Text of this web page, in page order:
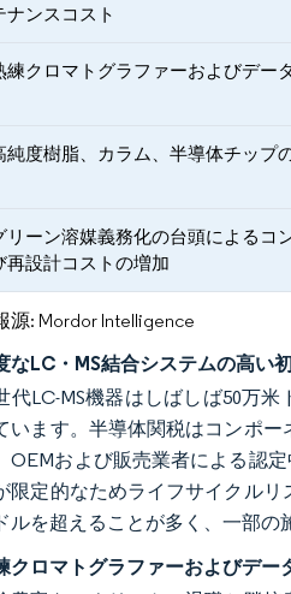
ナンスコスト
練クロマトグラファーおよびデー
純度樹脂、カラム、半導体チップ
リーン溶媒義務化の台頭によるコ
再設計コストの増加
源: Mordor Intelligence
なLC・MS結合システムの高い
代LC-MS機器はしばしば50万
います。半導体関税はコンポ
OEMおよび販売業者による認
限定的なためライフサイクル
ルを超えることが多く、一部の
クロマトグラファーおよびデー